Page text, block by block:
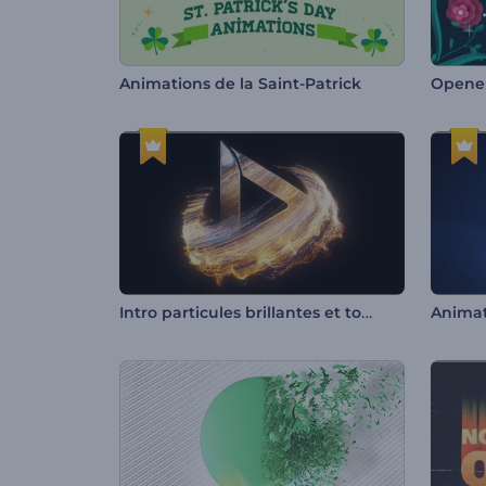
Animations de la Saint-Patrick
Intro particules brillantes et tourbillonnantes